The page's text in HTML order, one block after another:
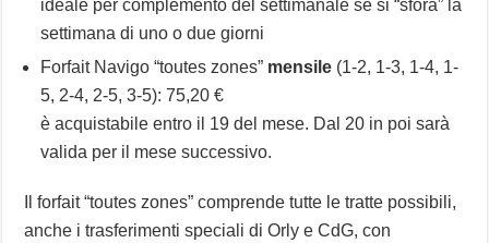
ideale per complemento del settimanale se si “sfora” la
settimana di uno o due giorni
Forfait Navigo “toutes zones” mensile (1-2, 1-3, 1-4, 1-
5, 2-4, 2-5, 3-5): 75,20 €
è acquistabile entro il 19 del mese. Dal 20 in poi sarà
valida per il mese successivo.
Il forfait “toutes zones” comprende tutte le tratte possibili,
anche i trasferimenti speciali di Orly e CdG, con